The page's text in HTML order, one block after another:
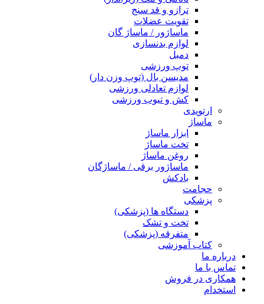
ترازو و قد سنج
تقویت عضلات
ماساژور / ماساژ گان
لوازم بدنسازی
دمبل
توپ ورزشی
مدیسن بال (توپ وزن دار)
لوازم تعادلی ورزشی
کش و تیوب ورزشی
ارتوپدی
ماساژ
ابزار ماساژ
تخت ماساژ
روغن ماساژ
ماساژور برقی / ماساژگان
بادکش
حجامت
پزشکی
دستگاه ها (پزشکی)
تخت و تشک
متفرقه (پزشکی)
کتاب آموزشی
درباره ما
تماس با ما
همکاری در فروش
استخدام